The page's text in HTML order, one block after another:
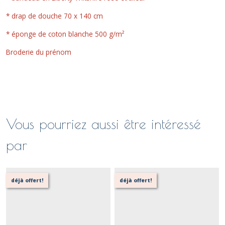
* drap de douche 70 x 140 cm
* éponge de coton blanche 500 g/m²
Broderie du prénom
Vous pourriez aussi être intéressé
par
déjà offert! déjà offert!